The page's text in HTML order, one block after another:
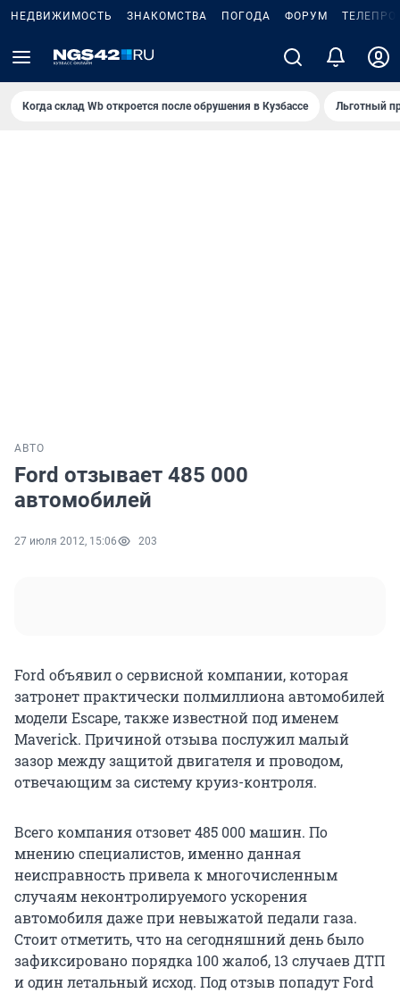
НЕДВИЖИМОСТЬ ЗНАКОМСТВА ПОГОДА ФОРУМ
Когда склад Wb откроется после обрушения в Кузбассе Льготный
АВТО
Ford отзывает 485 000
автомобилей
27 июля 2012, 15:06 203
Ford объявил о сервисной компании, которая
затронет практически полмиллиона автомобилей
модели Escape, также известной под именем
Maverick. Причиной отзыва послужил малый
зазор между защитой двигателя и проводом,
отвечающим за систему круиз-контроля.
Всего компания отзовет 485 000 машин. По
мнению специалистов, именно данная
неисправность привела к многочисленным
случаям неконтролируемого ускорения
автомобиля даже при невыжатой педали газа.
Стоит отметить, что на сегодняшний день было
зафиксировано порядка 100 жалоб, 13 случаев ДТП
и один летальный исход. Под отзыв попадут Ford